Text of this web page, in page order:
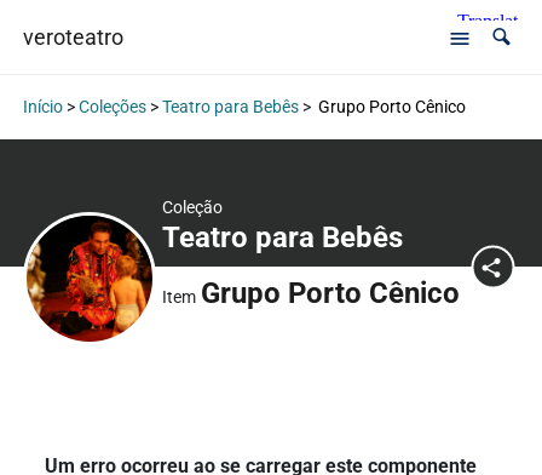
veroteatro
Início>Coleções>Teatro para Bebês> Grupo Porto Cênico
Coleção
Teatro para Bebês
Item Grupo Porto Cênico
Um erro ocorreu ao se carregar este componente